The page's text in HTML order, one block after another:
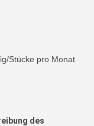
Stücke pro Monat
des